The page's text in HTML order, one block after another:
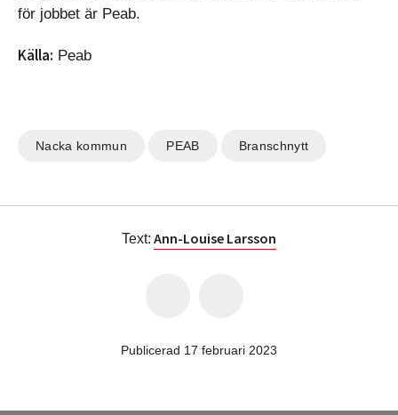
för jobbet är Peab.
Källa: Peab
Nacka kommun PEAB Branschnytt
Text: Ann-Louise Larsson
Publicerad 17 februari 2023